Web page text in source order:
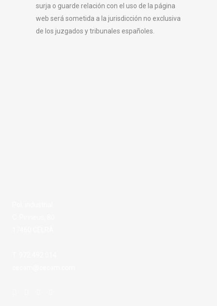
surja o guarde relación con el uso de la página
web será sometida a la jurisdicción no exclusiva
de los juzgados y tribunales españoles.